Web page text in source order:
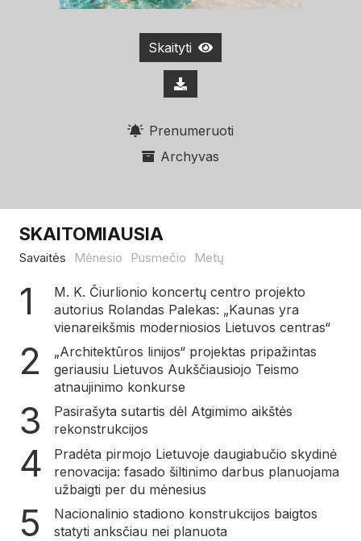
Skaityti
Prenumeruoti
Archyvas
SKAITOMIAUSIA
Savaitės Mėnesio Pusmečio Metų
M. K. Čiurlionio koncertų centro projekto
autorius Rolandas Palekas: „Kaunas yra
vienareikšmis moderniosios Lietuvos centras“
„Architektūros linijos“ projektas pripažintas
geriausiu Lietuvos Aukščiausiojo Teismo
atnaujinimo konkurse
Pasirašyta sutartis dėl Atgimimo aikštės
rekonstrukcijos
Pradėta pirmojo Lietuvoje daugiabučio skydinė
renovacija: fasado šiltinimo darbus planuojama
užbaigti per du mėnesius
Nacionalinio stadiono konstrukcijos baigtos
statyti anksčiau nei planuota